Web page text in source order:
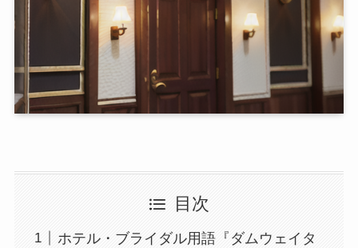
目次
ホテル・ブライダル用語『ダムウェイタ